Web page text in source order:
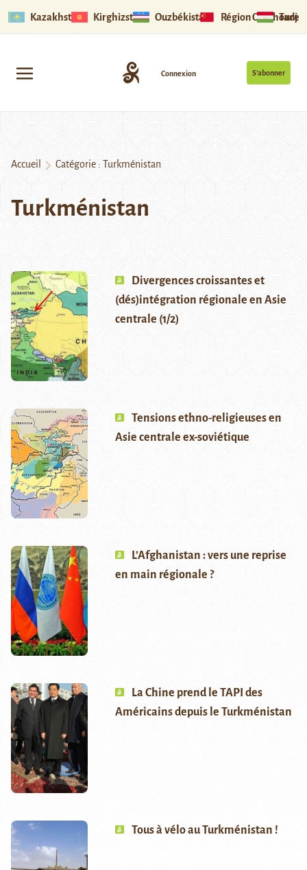
Kazakhstan Kirghizstan Ouzbékistan Région Ouïghoure
S’abonner
Connexion
Accueil Catégorie : Turkménistan
Turkménistan
Divergences croissantes et
(dés)intégration régionale en Asie
centrale (1/2)
Tensions ethno-religieuses en
Asie centrale ex-soviétique
L’Afghanistan : vers une reprise
en main régionale ?
La Chine prend le TAPI des
Américains depuis le Turkménistan
Tous à vélo au Turkménistan !